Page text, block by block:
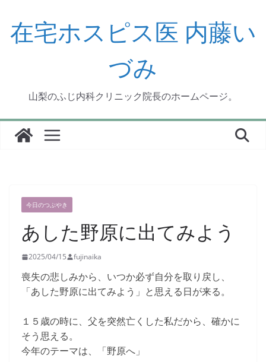
ッ
在宅ホスピス医 内藤い
づみ
山梨のふじ内科クリニック院長のホームページ。
今日のつぶやき
あした野原に出てみよう
2025/04/15 fujinaika
喪失の悲しみから、いつか必ず自分を取り戻し、
「あした野原に出てみよう」と思える日が来る。
１５歳の時に、父を突然亡くした私だから、確かに
そう思える。
今年のテーマは、「野原へ」